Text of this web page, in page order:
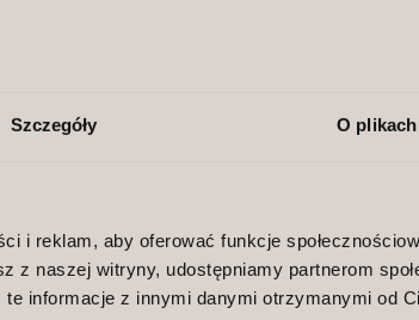
Szczegóły O
i reklam, aby oferować funkcje
z naszej witryny, udostępniamy partnerom
informacje z innymi danymi otrzymanymi od